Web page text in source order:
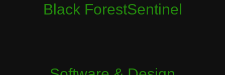
Black ForestSentinel